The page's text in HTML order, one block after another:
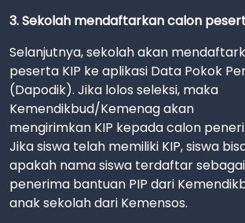
3. Sekolah mendaftarkan calon
Selanjutnya, sekolah akan
peserta KIP ke aplikasi Data Pokok
(Dapodik). Jika lolos seleksi, maka
Kemendikbud/Kemenag akan
mengirimkan KIP kepada calon
Jika siswa telah memiliki KIP, siswa
apakah nama siswa terdaftar sebagai
penerima bantuan PIP dari
anak sekolah dari Kemensos.